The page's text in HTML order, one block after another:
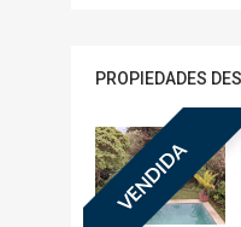
PROPIEDADES
VENDIDA